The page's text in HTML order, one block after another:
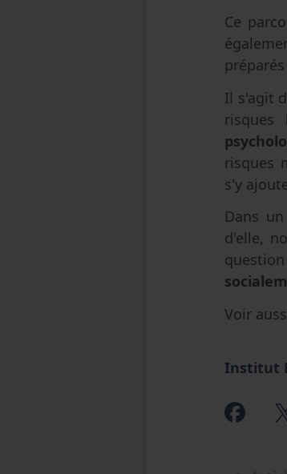
Ce
Il s'agit
risques
s'y
Dans
d'elle,
Voir
Institut